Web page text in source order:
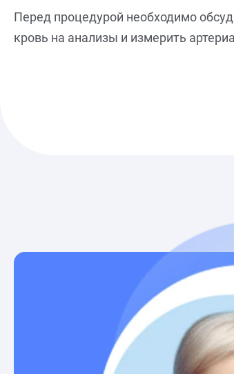
Перед процедурой необходимо
кровь на анализы и измерить